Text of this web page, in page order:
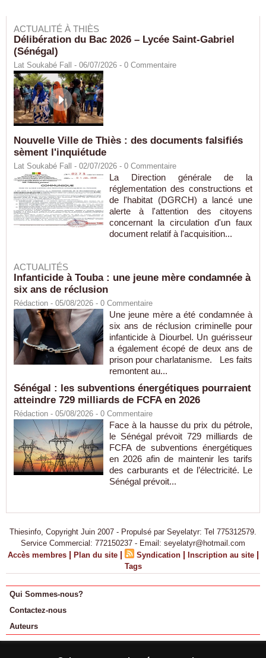
ACTUALITÉ À THIÈS
Délibération du Bac 2026 – Lycée Saint-Gabriel
(Sénégal)
Lat Soukabé Fall - 06/07/2026 - 0 Commentaire
Nouvelle Ville de Thiès : des documents falsifiés
sèment l'inquiétude
Lat Soukabé Fall - 02/07/2026 - 0 Commentaire
La Direction générale de la
réglementation des constructions et
de l'habitat (DGRCH) a lancé une
alerte à l'attention des citoyens
concernant la circulation d'un faux
document relatif à l'acquisition...
ACTUALITÉS
Infanticide à Touba : une jeune mère condamnée à
six ans de réclusion
Rédaction - 05/08/2026 - 0 Commentaire
Une jeune mère a été condamnée à
six ans de réclusion criminelle pour
infanticide à Diourbel. Un guérisseur
a également écopé de deux ans de
prison pour charlatanisme. Les faits
remontent au...
Sénégal : les subventions énergétiques pourraient
atteindre 729 milliards de FCFA en 2026
Rédaction - 05/08/2026 - 0 Commentaire
Face à la hausse du prix du pétrole,
le Sénégal prévoit 729 milliards de
FCFA de subventions énergétiques
en 2026 afin de maintenir les tarifs
des carburants et de l’électricité. Le
Sénégal prévoit...
Thiesinfo, Copyright Juin 2007 - Propulsé par Seyelatyr: Tel 775312579.
Service Commercial: 772150237 - Email: seyelatyr@hotmail.com
Accès membres | Plan du site | Syndication | Inscription au site |
Tags
Qui Sommes-nous?
Contactez-nous
Auteurs